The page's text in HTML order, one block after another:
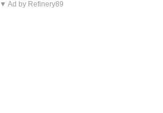
▼ Ad by Refinery89